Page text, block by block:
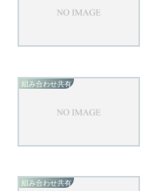
組み合わせ共有
組み合わせ共有